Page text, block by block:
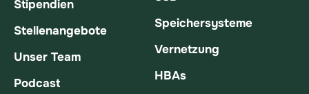
Stipendien
Stellenangebote
Unser Team
Podcast
Speichersysteme
Vernetzung
HBAs